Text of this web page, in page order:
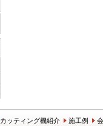
カッティング機紹介 施工例